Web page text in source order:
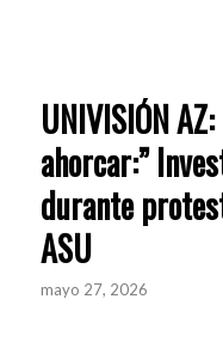
UNIVISIÓN
ahorcar:”
durante
ASU
mayo 27, 2026